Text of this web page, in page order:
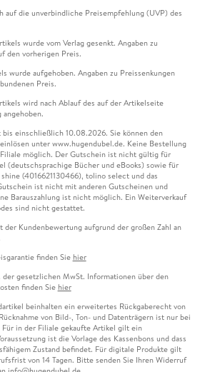
auf die unverbindliche Preisempfehlung (UVP) des
wurde vom Verlag gesenkt. Angaben zu
den vorherigen Preis.
wurde aufgehoben. Angaben zu Preissenkungen
Preis.
wird nach Ablauf des auf der Artikelseite
einschließlich 10.08.2026. Sie können den
unter www.hugendubel.de. Keine Bestellung
möglich. Der Gutschein ist nicht gültig für
(deutschsprachige Bücher und eBooks) sowie für
(4016621130466), tolino select und das
ist nicht mit anderen Gutscheinen und
Barauszahlung ist nicht möglich. Ein Weiterverkauf
sind nicht gestattet.
Kundenbewertung aufgrund der großen Zahl an
finden Sie hier
gesetzlichen MwSt. Informationen über den
finden Sie hier
beinhalten ein erweitertes Rückgaberecht von
von Bild-, Ton- und Datenträgern ist nur bei
in der Filiale gekaufte Artikel gilt ein
ist die Vorlage des Kassenbons und dass
Zustand befindet. Für digitale Produkte gilt
von 14 Tagen. Bitte senden Sie Ihren Widerruf